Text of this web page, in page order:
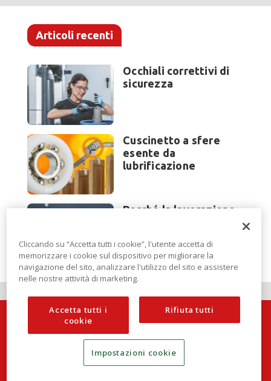
Articoli recenti
Occhiali correttivi di
sicurezza
Cuscinetto a sfere
esente da
lubrificazione
Perché la lavorazione
EuroBLECH 2026?
Techlamiera è una testata di DBInformation Spa
Cliccando su “Accetta tutti i cookie”, l'utente accetta di
memorizzare i cookie sul dispositivo per migliorare la
navigazione del sito, analizzare l'utilizzo del sito e assistere
nelle nostre attività di marketing.
Accetta tutti i
cookie
Rifiuta tutti
Impostazioni cookie